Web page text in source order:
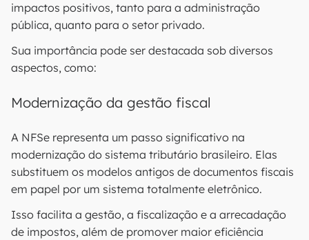
impactos positivos, tanto para a administração
pública, quanto para o setor privado.
Sua importância pode ser destacada sob diversos
aspectos, como:
Modernização da gestão fiscal
A NFSe representa um passo significativo na
modernização do sistema tributário brasileiro. Elas
substituem os modelos antigos de documentos fiscais
em papel por um sistema totalmente eletrônico.
Isso facilita a gestão, a fiscalização e a arrecadação
de impostos, além de promover maior eficiência